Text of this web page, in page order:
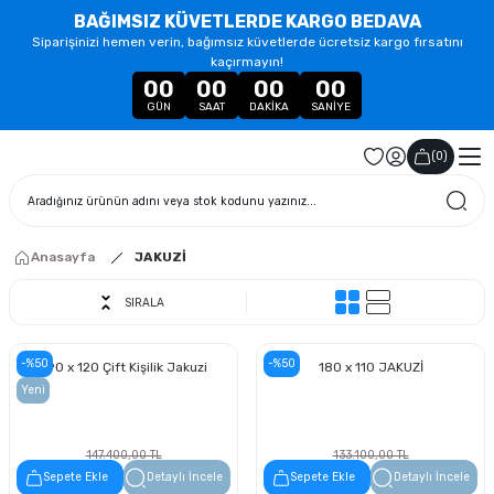
BAĞIMSIZ KÜVETLERDE KARGO BEDAVA
Siparişinizi hemen verin, bağımsız küvetlerde ücretsiz kargo fırsatını
kaçırmayın!
00
GÜN
00
SAAT
00
DAKIKA
00
SANIYE
(0)
Anasayfa JAKUZİ
SIRALA
-%50
Yeni
190 x 120 Çift Kişilik Jakuzi
147.400,00 TL
73.700,00 TL
Sepete Ekle Detaylı İncele
-%50 180 x 110 JAKUZİ
133.100,00 TL
66.550,00 TL
Sepete Ekle Detaylı İncele